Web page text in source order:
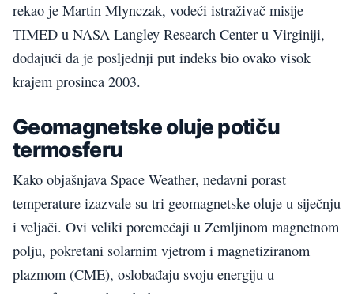
rekao je Martin Mlynczak, vodeći istraživač misije
TIMED u NASA Langley Research Center u Virginiji,
dodajući da je posljednji put indeks bio ovako visok
krajem prosinca 2003.
Geomagnetske oluje potiču
termosferu
Kako objašnjava Space Weather, nedavni porast
temperature izazvale su tri geomagnetske oluje u siječnju
i veljači. Ovi veliki poremećaji u Zemljinom magnetnom
polju, pokretani solarnim vjetrom i magnetiziranom
plazmom (CME), oslobađaju svoju energiju u